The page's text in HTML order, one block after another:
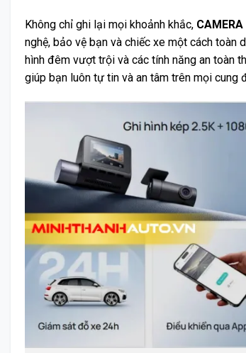
Không chỉ ghi lại mọi khoảnh khắc,
nghệ, bảo vệ bạn và chiếc xe một cách toàn
hình đêm vượt trội và các tính năng an toàn
giúp bạn luôn tự tin và an tâm trên mọi cung